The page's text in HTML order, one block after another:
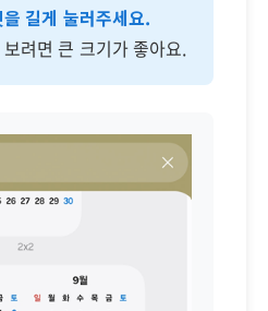
길게 눌러주세요.
려면 큰 크기가 좋아요.